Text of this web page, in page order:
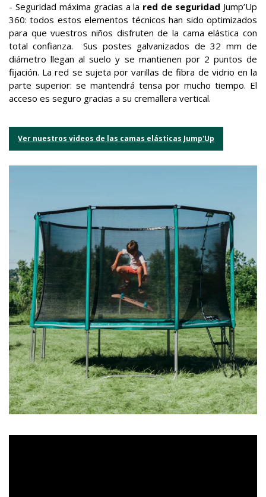
- Seguridad máxima gracias a la red de seguridad Jump’Up
360: todos estos elementos técnicos han sido optimizados
para que vuestros niños disfruten de la cama elástica con
total confianza. Sus postes galvanizados de 32 mm de
diámetro llegan al suelo y se mantienen por 2 puntos de
fijación. La red se sujeta por varillas de fibra de vidrio en la
parte superior: se mantendrá tensa por mucho tiempo. El
acceso es seguro gracias a su cremallera vertical.
Ver nuestros videos de las camas elásticas Jump'Up